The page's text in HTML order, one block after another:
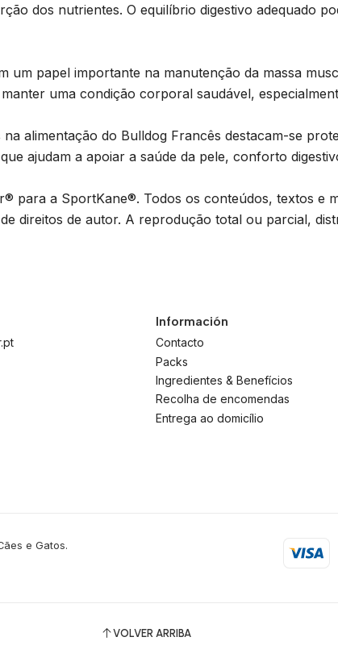
dos nutrientes. O equilíbrio digestivo adequado
um papel importante na manutenção da massa
uma condição corporal saudável,
alimentação do Bulldog Francês destacam-se
ajudam a apoiar a saúde da pele, conforto
para a SportKane®. Todos os conteúdos, textos e
direitos de autor. A reprodução total ou parcial,
Información
Contacto
Packs
Ingredientes & Benefícios
Recolha de encomendas
Entrega ao domicílio
e Gatos.
VOLVER ARRIBA